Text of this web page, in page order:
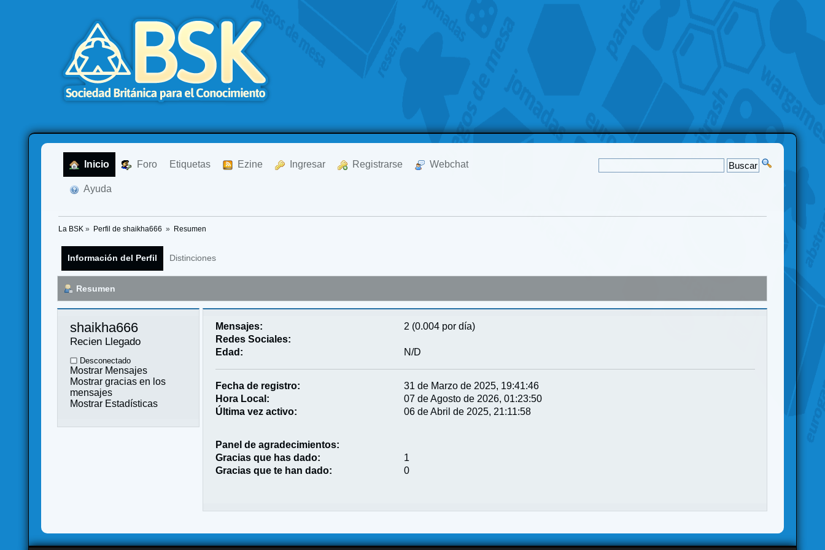
Inicio Foro Etiquetas Ezine Ingresar Registrarse Webchat
Ayuda
La BSK » Perfil de shaikha666 » Resumen
Información del Perfil Distinciones
Resumen
shaikha666
Recien Llegado
Desconectado
Mostrar Mensajes
Mostrar gracias en los
mensajes
Mostrar Estadísticas
Mensajes:
2 (0.004 por día)
Redes Sociales:
Edad:
N/D
Fecha de registro:
31 de Marzo de 2025, 19:41:46
Hora Local:
07 de Agosto de 2026, 01:23:50
Última vez activo:
06 de Abril de 2025, 21:11:58
Panel de agradecimientos:
Gracias que has dado:
1
Gracias que te han dado:
0